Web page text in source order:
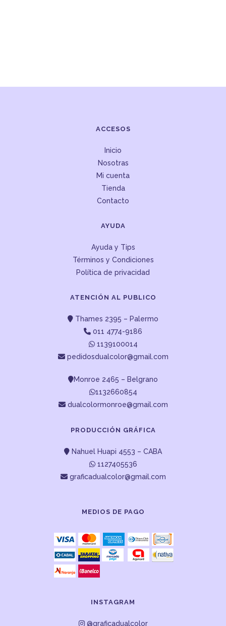
ACCESOS
Inicio
Nosotras
Mi cuenta
Tienda
Contacto
AYUDA
Ayuda y Tips
Términos y Condiciones
Política de privacidad
ATENCIÓN AL PUBLICO
Thames 2395 – Palermo
011 4774-9186
1139100014
pedidosdualcolor@gmail.com
Monroe 2465 – Belgrano
1132660854
dualcolormonroe@gmail.com
PRODUCCIÓN GRÁFICA
Nahuel Huapi 4553 – CABA
1127405536
graficadualcolor@gmail.com
MEDIOS DE PAGO
INSTAGRAM
@graficadualcolor